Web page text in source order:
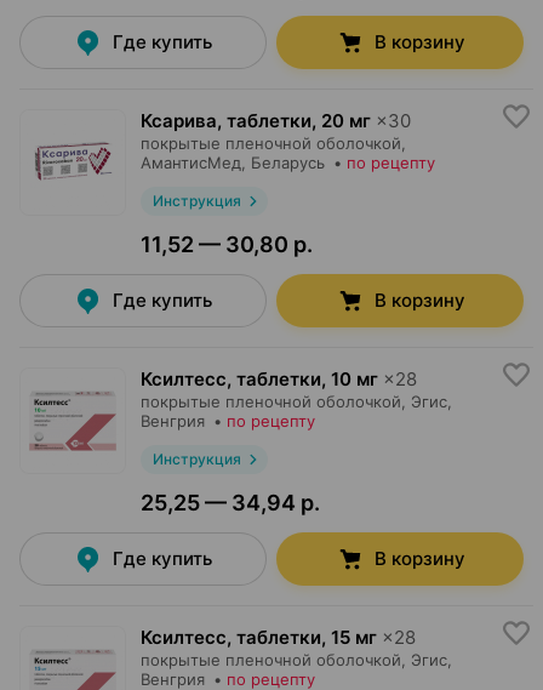
Где купить В корзину
Ксарива, таблетки, 20 мг ×30
покрытые пленочной оболочкой,
АмантисМед , Беларусь • по рецепту
Инструкция
11,52 — 30,80 р.
Где купить В корзину
Ксилтесс, таблетки, 10 мг ×28
покрытые пленочной оболочкой, Эгис
Венгрия • по рецепту
Инструкция
25,25 — 34,94 р.
Где купить В корзину
Ксилтесс, таблетки, 15 мг ×28
покрытые пленочной оболочкой, Эгис
Венгрия • по рецепту